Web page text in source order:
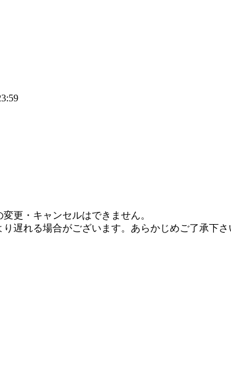
更・キャンセルはできません。
遅れる場合がございます。あらかじめご了承下さ